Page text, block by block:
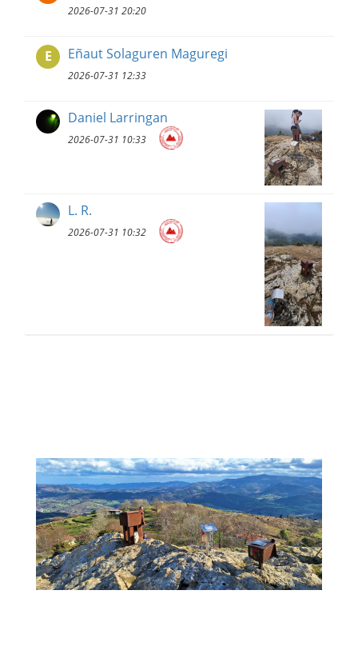
2026-07-31 20:20
E Eñaut Solaguren Maguregi
2026-07-31 12:33
Daniel Larringan
2026-07-31 10:33
L. R.
2026-07-31 10:32